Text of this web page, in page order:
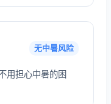
无中暑风险
用担心中暑的困